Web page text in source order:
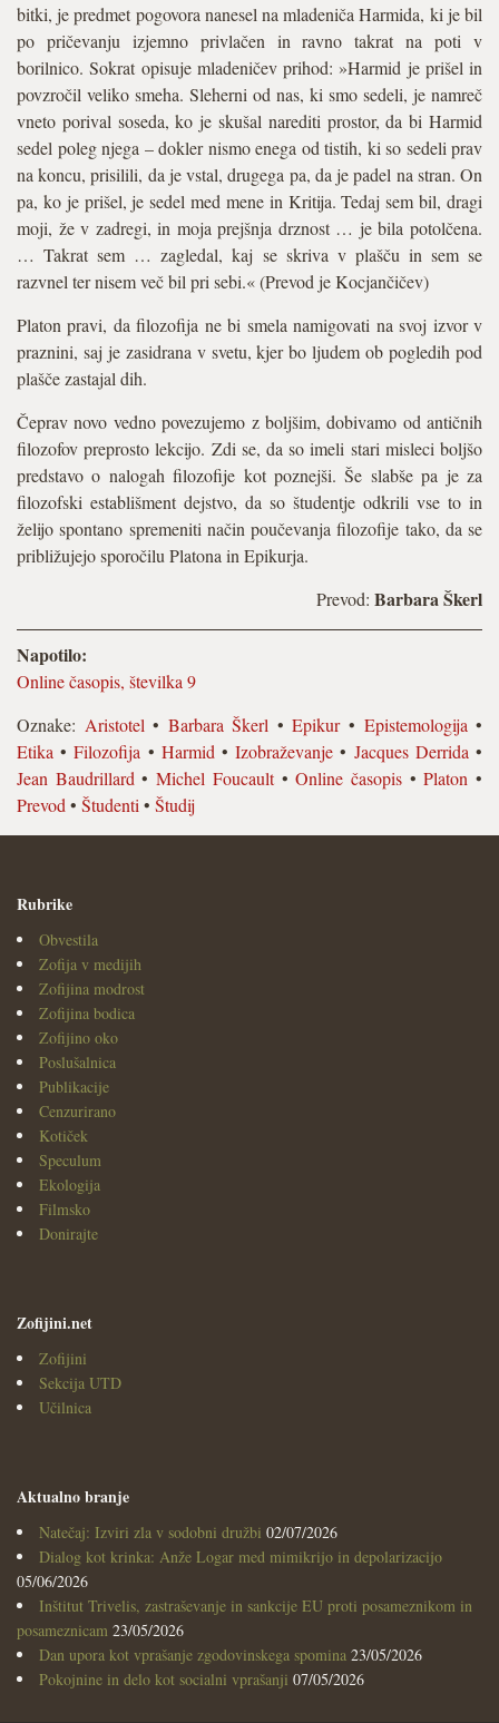
bitki, je predmet pogovora nanesel na mladeniča Harmida, ki je bil
po pričevanju izjemno privlačen in ravno takrat na poti v
borilnico. Sokrat opisuje mladeničev prihod: »Harmid je prišel in
povzročil veliko smeha. Sleherni od nas, ki smo sedeli, je namreč
vneto porival soseda, ko je skušal narediti prostor, da bi Harmid
sedel poleg njega – dokler nismo enega od tistih, ki so sedeli prav
na koncu, prisilili, da je vstal, drugega pa, da je padel na stran. On
pa, ko je prišel, je sedel med mene in Kritija. Tedaj sem bil, dragi
moji, že v zadregi, in moja prejšnja drznost … je bila potolčena.
… Takrat sem … zagledal, kaj se skriva v plašču in sem se
razvnel ter nisem več bil pri sebi.« (Prevod je Kocjančičev)
Platon pravi, da filozofija ne bi smela namigovati na svoj izvor v
praznini, saj je zasidrana v svetu, kjer bo ljudem ob pogledih pod
plašče zastajal dih.
Čeprav novo vedno povezujemo z boljšim, dobivamo od antičnih
filozofov preprosto lekcijo. Zdi se, da so imeli stari misleci boljšo
predstavo o nalogah filozofije kot poznejši. Še slabše pa je za
filozofski establišment dejstvo, da so študentje odkrili vse to in
želijo spontano spremeniti način poučevanja filozofije tako, da se
približujejo sporočilu Platona in Epikurja.
Prevod: Barbara Škerl
Napotilo:
Online časopis, številka 9
Oznake: Aristotel • Barbara Škerl •Epikur• Epistemologija •
Etika •Filozofija • Harmid •Izobraževanje • Jacques Derrida •
Jean Baudrillard •Michel Foucault•Online časopis•Platon •
Prevod • Študenti • Študij
Rubrike
Obvestila
Zofija v medijih
Zofijina modrost
Zofijina bodica
Zofijino oko
Poslušalnica
Publikacije
Cenzurirano
Kotiček
Speculum
Ekologija
Filmsko
Donirajte
Zofijini.net
Zofijini
Sekcija UTD
Učilnica
Aktualno branje
Natečaj: Izviri zla v sodobni družbi 02/07/2026
Dialog kot krinka: Anže Logar med mimikrijo in depolarizacijo
05/06/2026
Inštitut Trivelis, zastraševanje in sankcije EU proti posameznikom in
posameznicam 23/05/2026
Dan upora kot vprašanje zgodovinskega spomina 23/05/2026
Pokojnine in delo kot socialni vprašanji 07/05/2026